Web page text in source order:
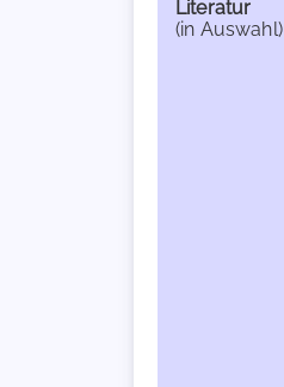
Literatur
(in Auswahl)